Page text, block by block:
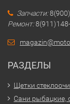
Запчасти:
Ремонт:
РАЗДЕЛЫ
Щетки
Сани рыбацкие,